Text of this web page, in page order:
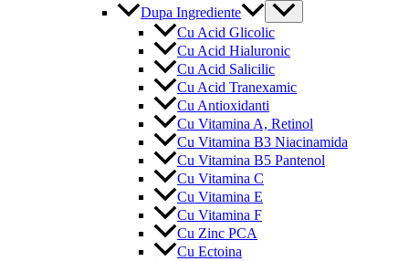
Dupa Ingrediente
Menu
Toggle
Cu Acid Glicolic
Cu Acid Hialuronic
Cu Acid Salicilic
Cu Acid Tranexamic
Cu Antioxidanti
Cu Vitamina A, Retinol
Cu Vitamina B3 Niacinamida
Cu Vitamina B5 Pantenol
Cu Vitamina C
Cu Vitamina E
Cu Vitamina F
Cu Zinc PCA
Cu Ectoina